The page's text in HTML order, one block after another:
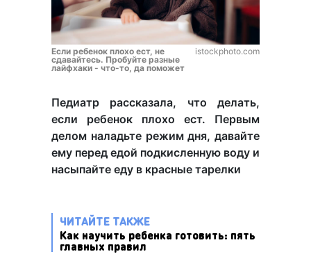
Если ребенок плохо ест, не
сдавайтесь. Пробуйте разные
лайфхаки - что-то, да поможет
istockphoto.com
Педиатр рассказала, что делать,
если ребенок плохо ест. Первым
делом наладьте режим дня, давайте
ему перед едой подкисленную воду и
насыпайте еду в красные тарелки
ЧИТАЙТЕ ТАКЖЕ
Как научить ребенка готовить: пять
главных правил